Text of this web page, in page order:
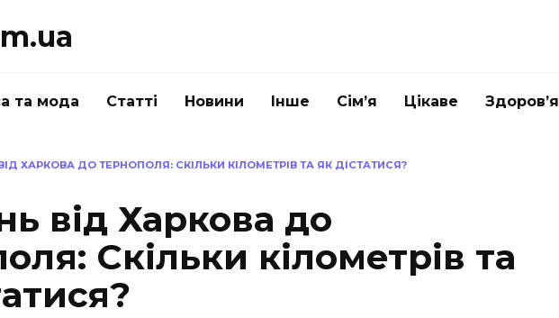
та мода Статті Новини Інше Сім’я Цікаве Здоров’я
ХАРКОВА ДО ТЕРНОПОЛЯ: СКІЛЬКИ КІЛОМЕТРІВ ТА ЯК ДІСТАТИСЯ?
від Харкова до
Скільки кілометрів та